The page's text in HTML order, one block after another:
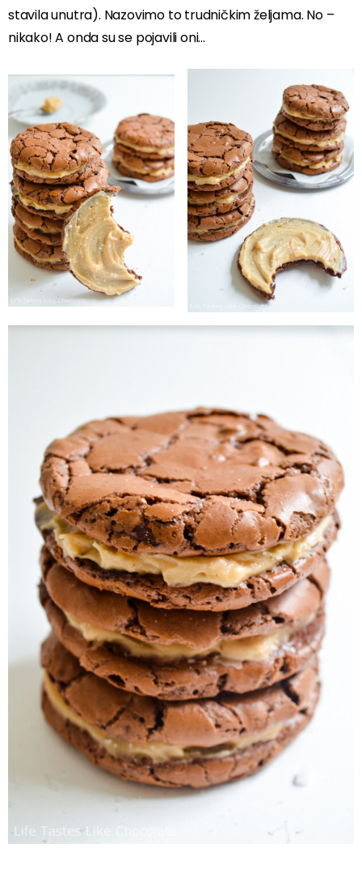
stavila unutra). Nazovimo to trudničkim željama. No –
nikako! A onda su se pojavili oni…